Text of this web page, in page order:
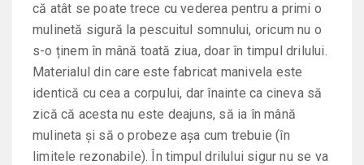
că atât se poate trece cu vederea pentru a primi o
mulinetă sigură la pescuitul somnului, oricum nu o
s-o ținem în mână toată ziua, doar în timpul drilului.
Materialul din care este fabricat manivela este
identică cu cea a corpului, dar înainte ca cineva să
zică că acesta nu este deajuns, să ia în mână
mulineta și să o probeze așa cum trebuie (în
limitele rezonabile). În timpul drilului sigur nu se va